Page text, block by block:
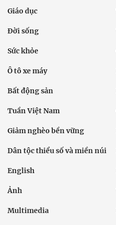
Giáo dục
Đời sống
Sức khỏe
Ô tô xe máy
Bất động sản
Tuần Việt Nam
Giảm nghèo bền vững
Dân tộc thiểu số và miền núi
English
Ảnh
Multimedia